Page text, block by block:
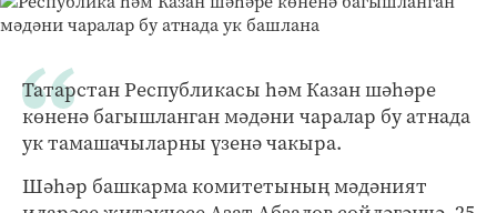
Татарстан Республикасы һәм Казан шәһәре
көненә багышланган мәдәни чаралар бу атнада
ук тамашачыларны үзенә чакыра.
Шәһәр башкарма комитетының мәдәният